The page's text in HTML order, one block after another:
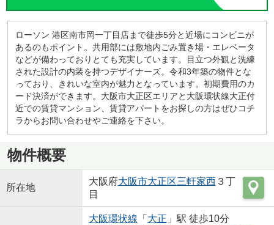
ローソン 港区南市岡一丁目店まで徒歩5分と近場にコンビニが
あるのもポイント。共用部には敷地内ごみ置き場・エレベータ
などが備わっておりとても充実しています。目立つ外観と洗練
された設計の内装を持つデザイナーズ。令和3年築の物件とな
っており、きれいな室内が魅力となっています。初期費用のカ
ード決済ができます。大阪市大正区エリアと大阪環状線大正付
近での賃貸マンション、賃貸アパートをお探しの方はぜひコチ
ラからお問い合わせやご連絡を下さい。
物件概要
所在地
大阪府大阪市大正区三軒家西３丁
目
大阪環状線 「 大正 」駅 徒歩10分